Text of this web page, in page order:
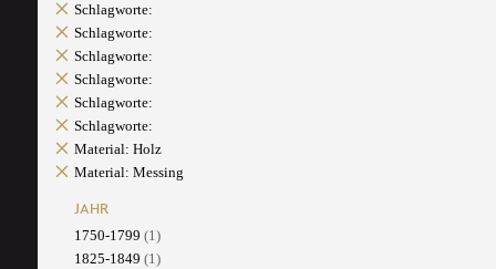
Schlagworte:
Schlagworte:
Schlagworte:
Schlagworte:
Schlagworte:
Schlagworte:
Material: Holz
Material: Messing
JAHR
1750-1799 (1)
1825-1849 (1)